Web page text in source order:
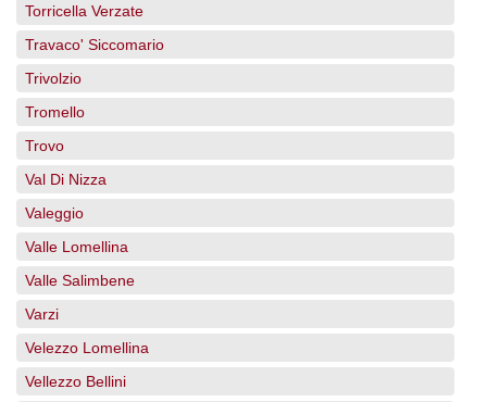
Torricella Verzate
Travaco' Siccomario
Trivolzio
Tromello
Trovo
Val Di Nizza
Valeggio
Valle Lomellina
Valle Salimbene
Varzi
Velezzo Lomellina
Vellezzo Bellini